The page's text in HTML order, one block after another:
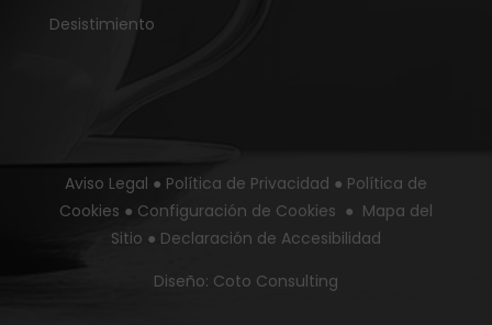
Desistimiento
Aviso Legal ● Política de Privacidad ● Política de
Cookies ● Configuración de Cookies ● Mapa del
Sitio ● Declaración de Accesibilidad
Diseño: Coto Consulting